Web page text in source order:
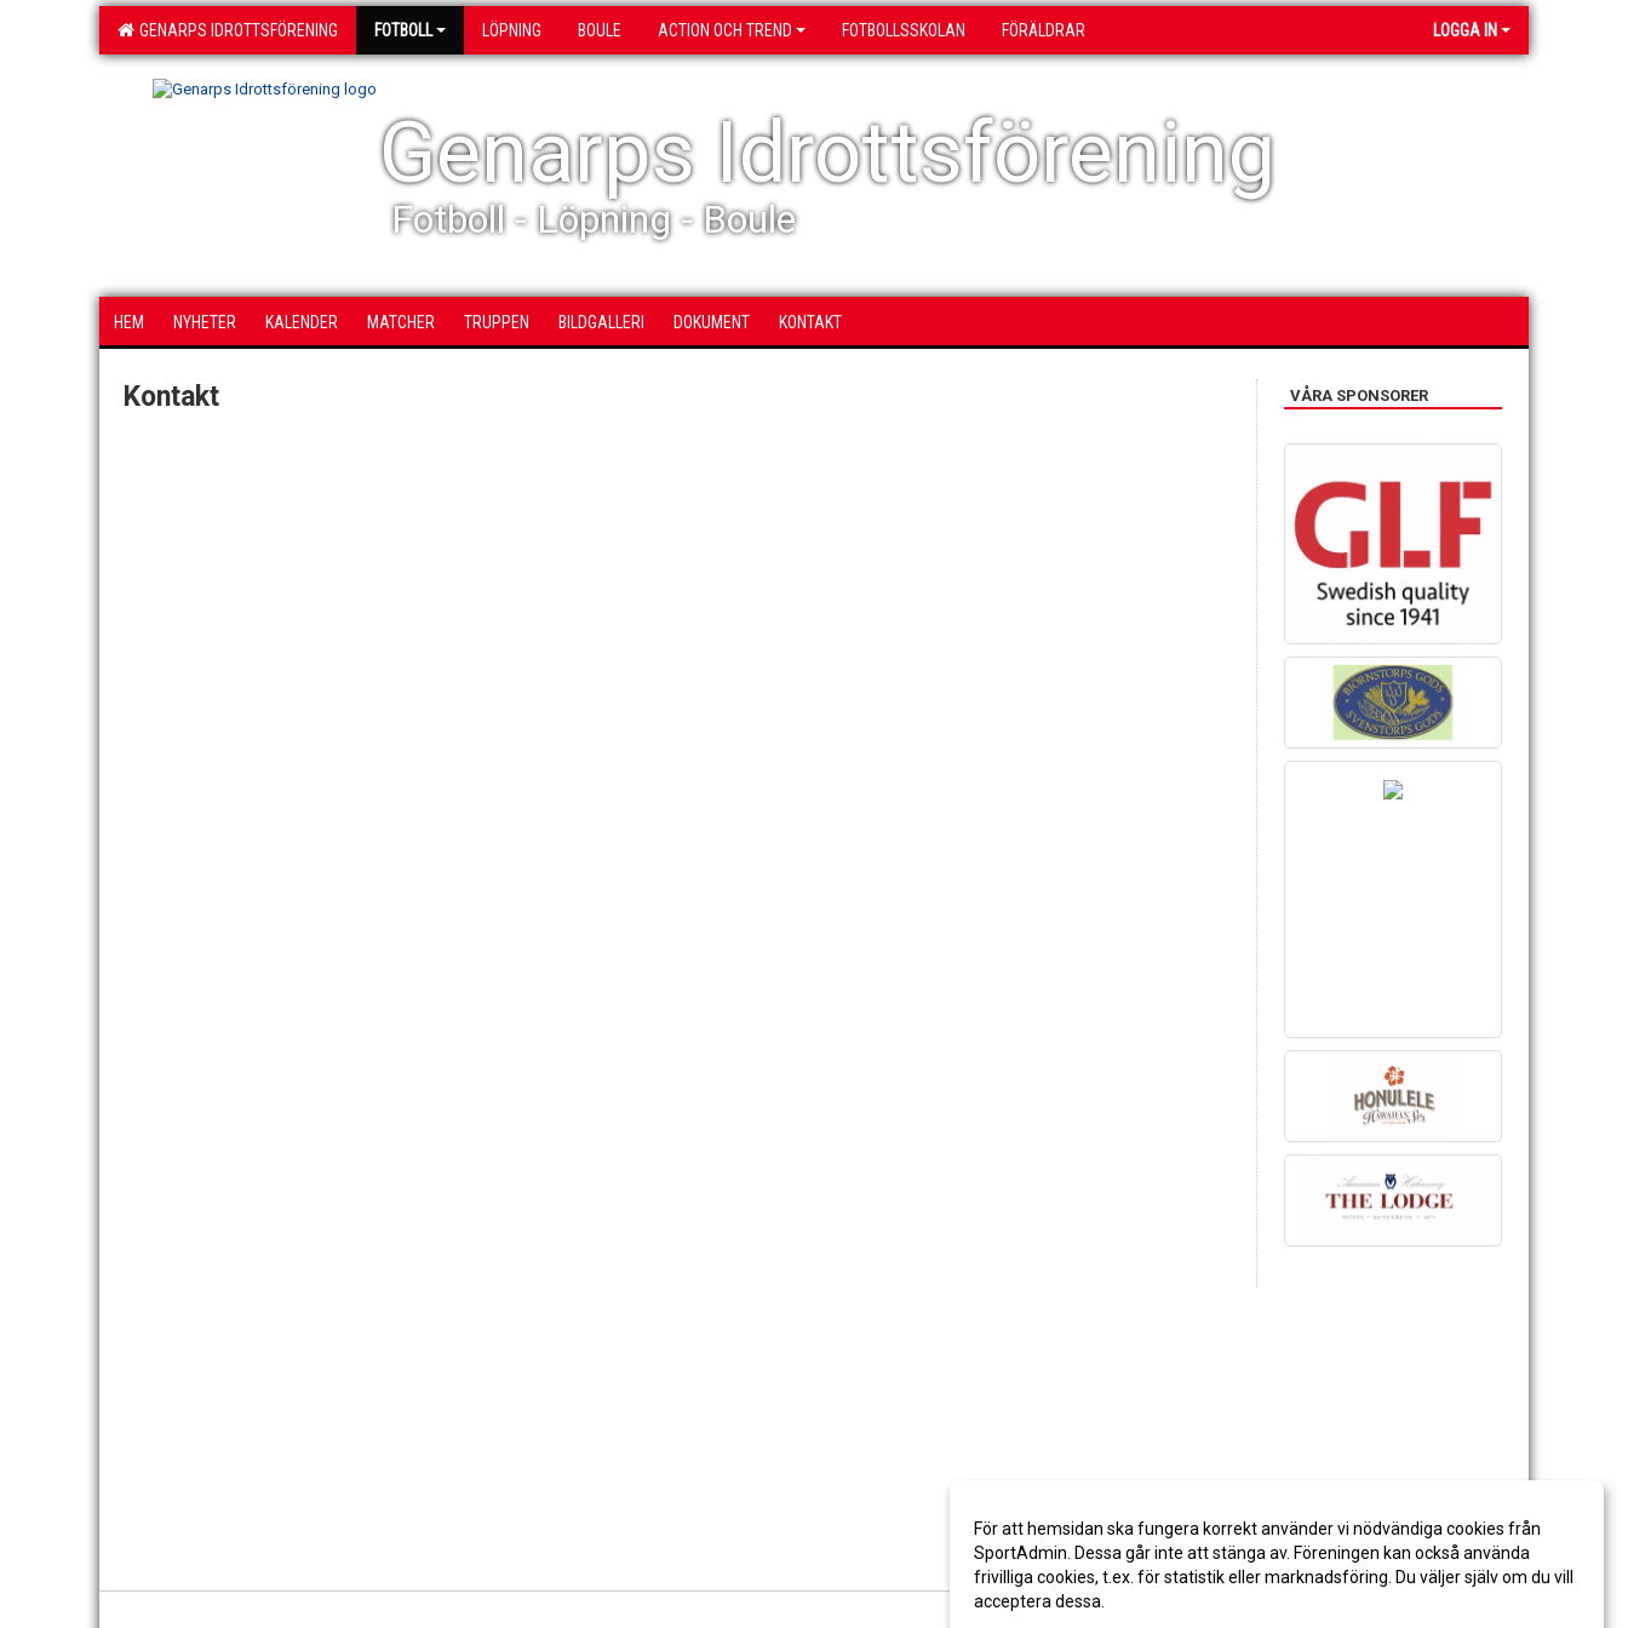
GENARPS IDROTTSFÖRENING FOTBOLL LÖPNING BOULE ACTION OCH TREND FOTBOLLSSKOLAN FÖRÄLDRAR LOGGA IN
Genarps Idrottsförening
Fotboll - Löpning - Boule
HEM NYHETER KALENDER MATCHER TRUPPEN BILDGALLERI DOKUMENT KONTAKT
Kontakt VÅRA SPONSORER
För att hemsidan ska fungera korrekt använder vi nödvändiga cookies från
SportAdmin. Dessa går inte att stänga av. Föreningen kan också använda
frivilliga cookies, t.ex. för statistik eller marknadsföring. Du väljer själv om du vill
acceptera dessa.